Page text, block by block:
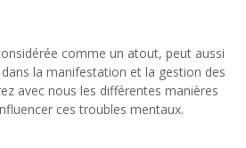
comme un atout, peut aussi
la manifestation et la gestion des
avec nous les différentes manières
ces troubles mentaux.